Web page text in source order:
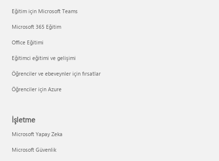
Eğitim için Microsoft Teams
Microsoft 365 Eğitim
Office Eğitimi
Eğitimci eğitimi ve gelişimi
Öğrenciler ve ebeveynler için fırsatlar
Öğrenciler için Azure
İşletme
Microsoft Yapay Zeka
Microsoft Güvenlik